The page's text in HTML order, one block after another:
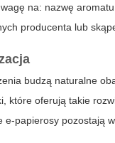
na: nazwę
producenta lub
budzą naturalne
które oferują takie
e-papierosy